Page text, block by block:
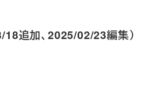
18追加、2025/02/23編集）